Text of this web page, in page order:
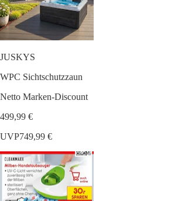
JUSKYS
WPC Sichtschutzzaun
Netto Marken-Discount
499,99 €
UVP749,99 €